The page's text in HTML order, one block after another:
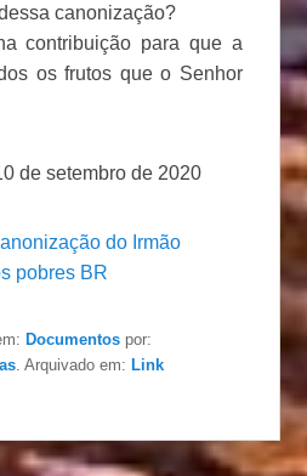
canonização?
contribuição para que a
os frutos que o Senhor
de setembro de 2020
do Irmão
pobres BR
Documentos por:
. Arquivado em:Link